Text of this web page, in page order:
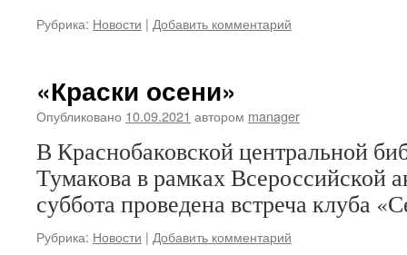
Рубрика: Новости | Добавить комментарий
«Краски осени»
Опубликовано 10.09.2021 автором manager
В Краснобаковской центральной
Тумакова в рамках Всероссийской
суббота проведена встреча клуба
Рубрика: Новости | Добавить комментарий